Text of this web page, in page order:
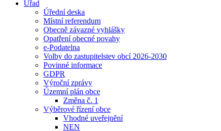
Úřad
Úřední deska
Místní referendum
Obecně závazné vyhlášky
Opatření obecné povahy
e-Podatelna
Volby do zastupitelstev obcí 2026-2030
Povinné informace
GDPR
Výroční zprávy
Územní plán obce
Změna č. 1
Výběrové řízení obce
Vhodné uveřejnění
NEN